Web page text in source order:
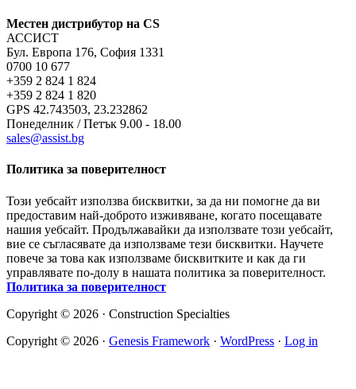
Местен дистрибутор на CS
АССИСТ
Бул. Европа 176, София 1331
0700 10 677
+359 2 824 1 824
+359 2 824 1 820
GPS 42.743503, 23.232862
Понеделник / Петък 9.00 - 18.00
sales@assist.bg
Политика за поверителност
Този уебсайт използва бисквитки, за да ни помогне да ви
предоставим най-доброто изживяване, когато посещавате
нашия уебсайт. Продължавайки да използвате този уебсайт,
вие се съгласявате да използваме тези бисквитки. Научете
повече за това как използваме бисквитките и как да ги
управлявате по-долу в нашата политика за поверителност.
Политика за поверителност
Copyright © 2026 · Construction Specialties
Copyright © 2026 · Genesis Framework · WordPress · Log in